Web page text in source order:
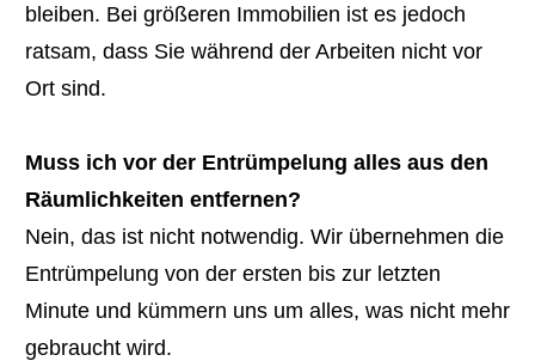
bleiben. Bei größeren Immobilien ist es jedoch
ratsam, dass Sie während der Arbeiten nicht vor
Ort sind.
Muss ich vor der Entrümpelung alles aus den
Räumlichkeiten entfernen?
Nein, das ist nicht notwendig. Wir übernehmen die
Entrümpelung von der ersten bis zur letzten
Minute und kümmern uns um alles, was nicht mehr
gebraucht wird.